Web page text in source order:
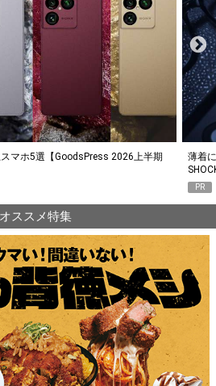
スマホ5選【GoodsPress 2026上半期
薄着
PR
オススメ特集